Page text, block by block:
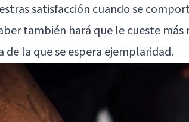
satisfacción cuando se
también hará que le cueste
de la que se espera ejemplaridad.